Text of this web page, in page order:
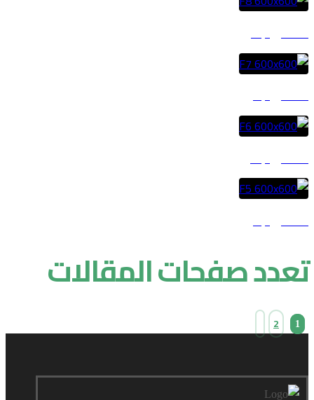
المشروع ٣
المشروع ٤
المشروع ٥
المشروع ٦
تعدد صفحات المقالات
1
2